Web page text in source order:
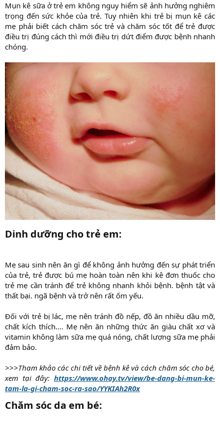
Mụn kê sữa ở trẻ em không nguy hiểm sẽ ảnh hưởng nghiêm
trọng đến sức khỏe của trẻ. Tuy nhiên khi trẻ bị mụn kê các
mẹ phải biết cách chăm sóc trẻ và chăm sóc tốt để trẻ được
điều trị đúng cách thì mới điều trị dứt điểm được bệnh nhanh
chóng.
Dinh dưỡng cho trẻ em:​
Mẹ sau sinh nên ăn gì để không ảnh hưởng đến sự phát triển
của trẻ, trẻ được bú mẹ hoàn toàn nên khi kê đơn thuốc cho
trẻ mẹ cần tránh để trẻ không nhanh khỏi bệnh. bệnh tật và
thất bại. ngã bệnh và trở nên rất ốm yếu.
Đối với trẻ bị lác, mẹ nên tránh đồ nếp, đồ ăn nhiều dầu mỡ,
chất kích thích…. Mẹ nên ăn những thức ăn giàu chất xơ và
vitamin không làm sữa mẹ quá nóng, chất lượng sữa mẹ phải
đảm bảo.
>>>Tham khảo các chi tiết về bệnh kê và cách chăm sóc cho bé,
xem tại đây: https://www.ohay.tv/view/be-dang-bi-mun-ke-
tam-la-gi-cham-soc-ra-sao/YYKIAh2R0x
Chăm sóc da em bé:​